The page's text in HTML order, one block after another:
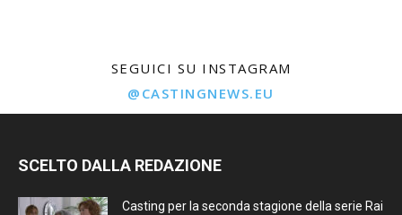
SEGUICI SU INSTAGRAM
@CASTINGNEWS.EU
SCELTO DALLA REDAZIONE
Casting per la seconda stagione della serie Rai